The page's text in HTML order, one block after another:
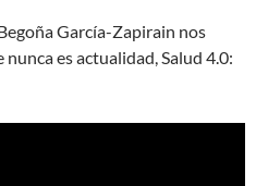
García-Zapirain nos
es actualidad, Salud 4.0: